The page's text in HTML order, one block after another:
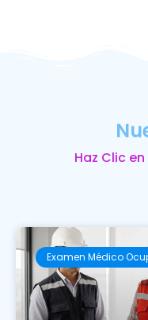
Haz Clic
Examen Médico